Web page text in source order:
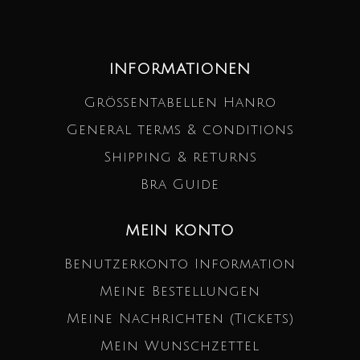
INFORMATIONEN
Größentabellen Hanro
General terms & conditions
Shipping & returns
Bra Guide
MEIN KONTO
Benutzerkonto Information
Meine Bestellungen
Meine Nachrichten (Tickets)
Mein Wunschzettel